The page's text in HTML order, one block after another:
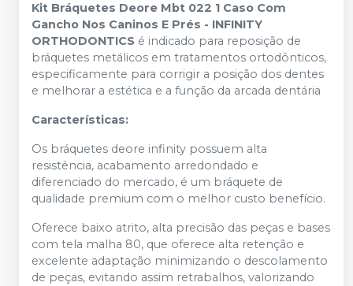
Kit Bráquetes Deore Mbt 022 1 Caso Com
Gancho Nos Caninos E Prés - INFINITY
ORTHODONTICS é indicado para reposição de
bráquetes metálicos em tratamentos ortodônticos,
especificamente para corrigir a posição dos dentes
e melhorar a estética e a função da arcada dentária
Características:
Os bráquetes deore infinity possuem alta
resistência, acabamento arredondado e
diferenciado do mercado, é um bráquete de
qualidade premium com o melhor custo benefício.
Oferece baixo atrito, alta precisão das peças e bases
com tela malha 80, que oferece alta retenção e
excelente adaptação minimizando o descolamento
de peças, evitando assim retrabalhos, valorizando